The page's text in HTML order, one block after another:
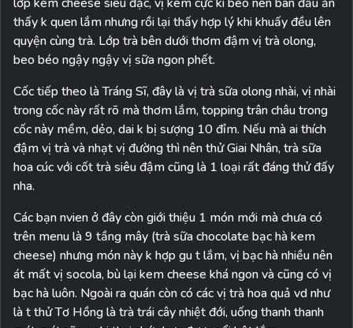
thấy k quen lắm nhưng rồi lại thấy hợp lý khi khuấy đều lên
quyện cùng trà. Lớp trà bên dưới thơm đậm vị trà olong,
beo béo ngậy ngậy vị sữa ngon phết.
Cốc tiếp theo là Tráng Sĩ, đây là vị trà sữa olong nhài, vị nhài
trong cốc này rất rõ mà thơm lắm, topping trân châu trong
cốc này mềm, dẻo, dai k bị sượng 10 đỉm. Nếu mà ai thích
đậm vị trà và nhạt vị đường thì nên thử Giai Nhân, trà sữa
hoa cúc với cốt trà siêu đậm cũng là 1 loại rất đáng thử đấy
nha.
Các bạn nvien ở đây còn giới thiệu 1 món mới mà chưa có
trên menu là 9 tầng mây (trà sữa chocolate bạc hà kem
cheese) nhưng món này k hợp gu t lắm, vị bạc hà nhiều nên
át mất vị socola, bù lại kem cheese khá ngon và cũng có vị
bạc hà luôn. Ngoài ra quán còn có các vị trà hoa quả vd như
là t thử Tơ Hồng là trà trái cây nhiệt đới, uống thanh thanh